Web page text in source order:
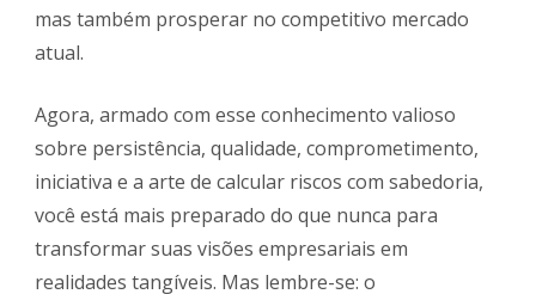
mas também prosperar no competitivo mercado
atual.
Agora, armado com esse conhecimento valioso
sobre persistência, qualidade, comprometimento,
iniciativa e a arte de calcular riscos com sabedoria,
você está mais preparado do que nunca para
transformar suas visões empresariais em
realidades tangíveis. Mas lembre-se: o